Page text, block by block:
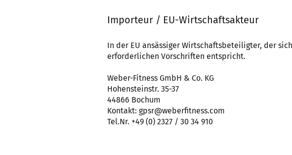
Importeur / EU-Wirtschaftsakteur
In der EU ansässiger Wirtschaftsbeteiligter, der
erforderlichen Vorschriften entspricht.
Weber-Fitness GmbH & Co. KG
Hohensteinstr. 35-37
44866 Bochum
Kontakt: gpsr@weberfitness.com
Tel.Nr. +49 (0) 2327 / 30 34 910